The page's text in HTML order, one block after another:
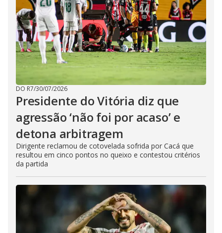
DO R7/30/07/2026
Presidente do Vitória diz que
agressão ‘não foi por acaso’ e
detona arbitragem
Dirigente reclamou de cotovelada sofrida por Cacá que
resultou em cinco pontos no queixo e contestou critérios
da partida